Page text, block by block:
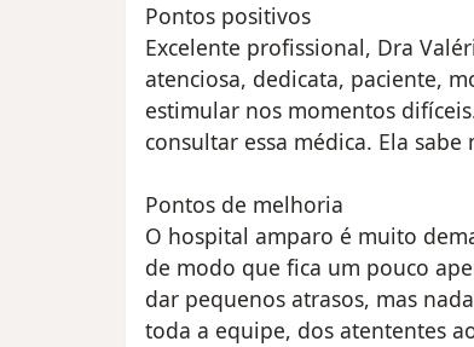
Pontos positivos
Excelente profissional, Dra
atenciosa, dedicata, paciente,
estimular nos momentos
consultar essa médica. Ela
Pontos de melhoria
O hospital amparo é muito
de modo que fica um pouco
dar pequenos atrasos, mas
toda a equipe, dos atententes